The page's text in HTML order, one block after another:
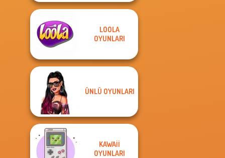
LOOLA
OYUNLARI
ÜNLÜ OYUNLARI
KAWAII
OYUNLARI